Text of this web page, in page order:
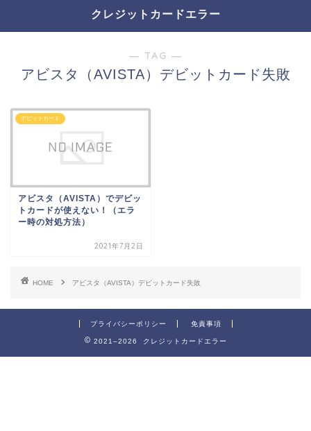
クレジットカードエラー
― TAG ―
アビスタ（AVISTA）デビットカード失敗
デビットカード
アビスタ（AVISTA）でデビッ
トカードが使えない！（エラ
ー時の対処方法）
2021年7月2日
HOME アビスタ（AVISTA）デビットカード失敗
プライバシーポリシー 免責事項
2021–2026 クレジットカードエラー